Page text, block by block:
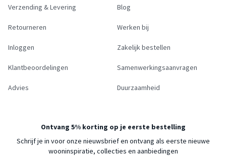
Verzending & Levering
Retourneren
Inloggen
Klantbeoordelingen
Advies
Blog
Werken bij
Zakelijk bestellen
Samenwerkingsaanvragen
Duurzaamheid
Ontvang 5% korting op je eerste bestelling
Schrijf je in voor onze nieuwsbrief en ontvang als eerste nieuwe
wooninspiratie, collecties en aanbiedingen